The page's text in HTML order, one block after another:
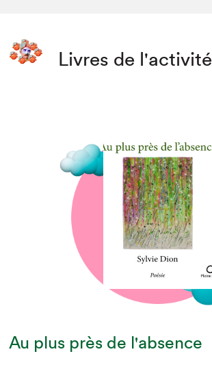
Livres de l'activité
Au plus près de l'absence